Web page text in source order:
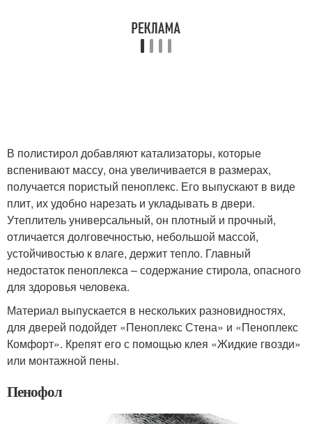
В полистирол добавляют катализаторы, которые
вспенивают массу, она увеличивается в размерах,
получается пористый пеноплекс. Его выпускают в виде
плит, их удобно нарезать и укладывать в двери.
Утеплитель универсальный, он плотный и прочный,
отличается долговечностью, небольшой массой,
устойчивостью к влаге, держит тепло. Главный
недостаток пеноплекса – содержание стирола, опасного
для здоровья человека.
Материал выпускается в нескольких разновидностях,
для дверей подойдет «Пеноплекс Стена» и «Пеноплекс
Комфорт». Крепят его с помощью клея «Жидкие гвозди»
или монтажной пены.
Пенофол